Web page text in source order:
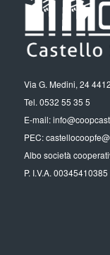
Via G. Medini, 24
Tel. 0532 55 35 5
E-mail:
PEC:
Albo società
P. I.V.A. 00345410385